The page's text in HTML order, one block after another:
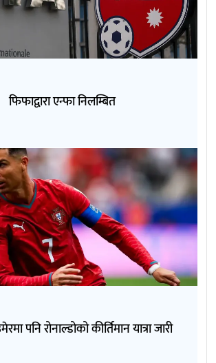
फिफाद्वारा एन्फा निलम्बित
पनि रोनाल्डोको कीर्तिमान यात्रा जारी